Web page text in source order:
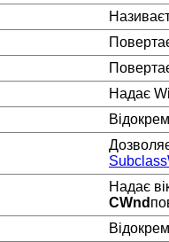
Надає
Надає
CWnd